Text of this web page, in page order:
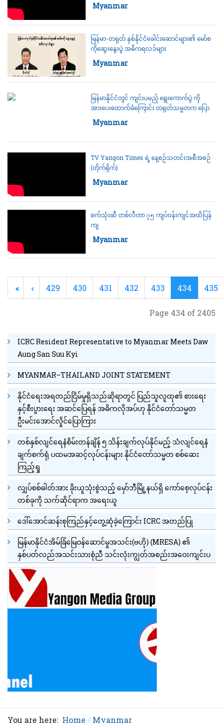
Category:
Myanmar
မြန်မာ-တရုတ် နှစ်နိုင်ငံခေါင်းဆောင်များ၏ မော်စ
ကို‌ဆွေးနွေးပွဲ အဓိကရလဒ်များ
Category:
Myanmar
မြန်မာနိုင်ငံတွင် ကျင်းပမည့် ရွေးကောက်ပွဲ ကို
အားပေးထောက်ခံကြောင်း တရုတ်သမ္မတက ပြော
Category:
Myanmar
TV Yangon Times ရဲ့ နေ့စဉ်သတင်းအစီအစဉ်
(တိုက်ရိုက်)
Category:
Myanmar
စက်သုံးဆီ တစ်လီတာ ၇၅ ကျပ်ဝန်းကျင်အထိပြန်
ကျ
Category:
Myanmar
429 430 431 432 433 434 435
Page 434 of 2405
ICRC Resident Representative to Myanmar Meets Daw
Aung San Suu Kyi
MYANMAR–THAILAND JOINT STATEMENT
နိုင်ငံရေးအရတည်ငြိမ်မှုရှိသည်ဆိုရာတွင် ပြည်သူလူထု၏ စားရေး
နှင့်စီးပွားရေး အဆင်ပြေရန် အဓိကလိုအပ်ဟု နိုင်ငံတော်သမ္မတ
ဦးမင်းအောင်လှိုင်ပြောကြား
တစ်နှစ်လျင်ရေနံစိမ်းတန်ချိန် ၅ သိန်းချက်လုပ်နိုင်မည့် သံလျင်ရေနံ
ချက်စက်ရုံ ပထမအဆင့်လုပ်ငန်းများ နိုင်ငံတော်သမ္မတ စစ်ဆေး
ကြည့်ရှု
လျှပ်စစ်ဓါတ်အား ခိုးယူသုံးစွဲသည့် မှော်ဘီမြို့နယ်ရှိ ကော်စေ့လုပ်ငန်း
တစ်ခုကို သက်ဆိုင်ရာက အရေးယူ
ဒေါ်အောင်ဆန်းစုကြည်နှင့်တွေ့ဆုံခဲ့ကြောင်း ICRC အတည်ပြု
မြန်မာနိုင်ငံအိမ်ခြံမြေဝန်ဆောင်မှုအသင်း(ဗဟို) (MRESA) ၏
နှစ်ပတ်လည်အသင်းသားစုံညီ သင်းလုံးကျွတ်အစည်းအဝေးကျင်းပ
You are here: Home Myanmar